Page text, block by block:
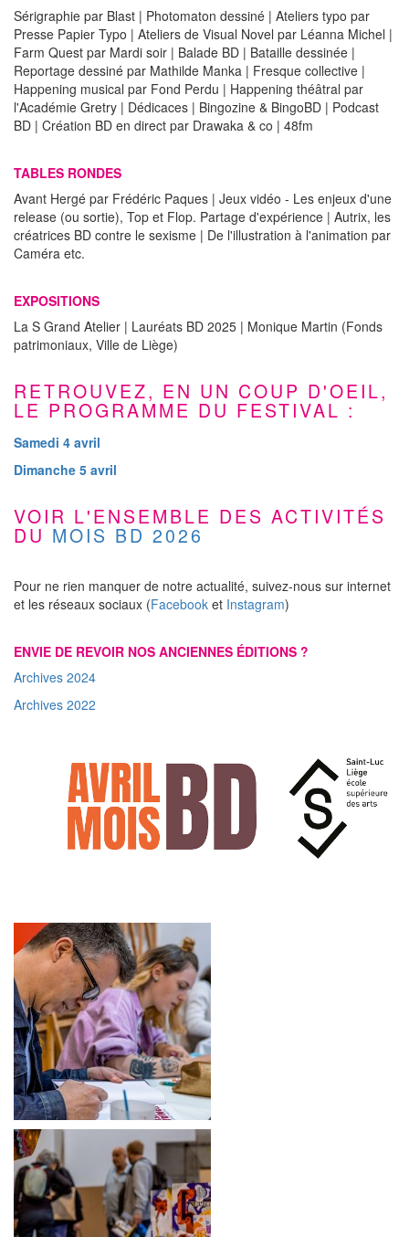
Sérigraphie par Blast | Photomaton dessiné | Ateliers typo par
Presse Papier Typo | Ateliers de Visual Novel par Léanna Michel |
Farm Quest par Mardi soir | Balade BD | Bataille dessinée |
Reportage dessiné par Mathilde Manka | Fresque collective |
Happening musical par Fond Perdu | Happening théâtral par
l'Académie Gretry | Dédicaces | Bingozine & BingoBD | Podcast
BD | Création BD en direct par Drawaka & co | 48fm
TABLES RONDES
Avant Hergé par Frédéric Paques | Jeux vidéo - Les enjeux d'une
release (ou sortie), Top et Flop. Partage d'expérience | Autrix, les
créatrices BD contre le sexisme | De l'illustration à l'animation par
Caméra etc.
EXPOSITIONS
La S Grand Atelier | Lauréats BD 2025 | Monique Martin (Fonds
patrimoniaux, Ville de Liège)
RETROUVEZ, EN UN COUP D'OEIL,
LE PROGRAMME DU FESTIVAL :
Samedi 4 avril
Dimanche 5 avril
VOIR L'ENSEMBLE DES ACTIVITÉS
DU MOIS BD 2026
Pour ne rien manquer de notre actualité, suivez-nous sur internet
et les réseaux sociaux (Facebook et Instagram)
ENVIE DE REVOIR NOS ANCIENNES ÉDITIONS ?
Archives 2024
Archives 2022